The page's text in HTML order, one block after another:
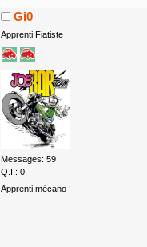
Gi0
Apprenti Fiatiste
Messages: 59
Q.I.: 0
Apprenti mécano